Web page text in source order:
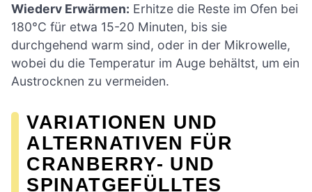
Wiederv Erwärmen: Erhitze die Reste im Ofen bei
180°C für etwa 15-20 Minuten, bis sie
durchgehend warm sind, oder in der Mikrowelle,
wobei du die Temperatur im Auge behältst, um ein
Austrocknen zu vermeiden.
VARIATIONEN UND
ALTERNATIVEN FÜR
CRANBERRY- UND
SPINATGEFÜLLTES